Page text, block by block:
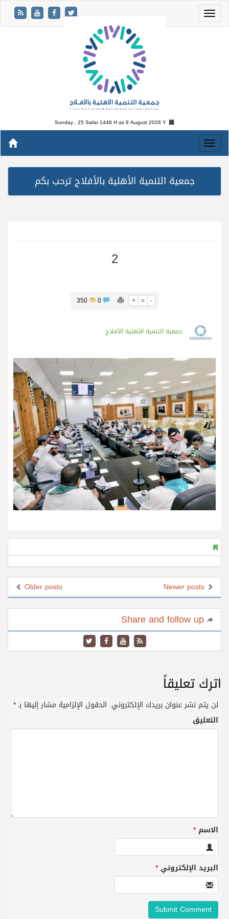
Sunday , 25 Safar 1448 H as9 August 2026 Y
جمعية التنمية الأهلية بالأفلاج ترحب بكم
2
+ = -
350
جمعية التنمية الأهلية الأفلاج
Older posts
اترك تعليقاً
لن يتم نشر عنوان بريدك الإلكتروني. الحقول الإلزامية مشار إليها بـ*
التعليق
الاسم*
البريد الإلكتروني*